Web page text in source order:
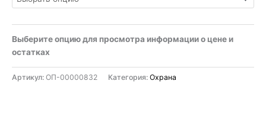
Выберите опцию для просмотра информации о цене и
остатках
Артикул: ОП-00000832 Категория: Охрана